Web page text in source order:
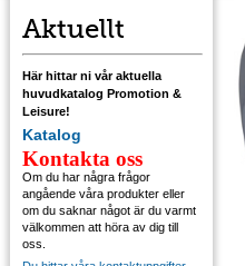
Aktuellt
Här hittar ni vår aktuella
huvudkatalog Promotion &
Leisure!
Katalog
Kontakta oss
Om du har några frågor
angående våra produkter eller
om du saknar något är du varmt
välkommen att höra av dig till
oss.